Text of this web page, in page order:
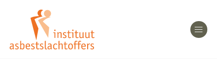
Heeft u Mesothelioom?
Heeft u Asbestose?